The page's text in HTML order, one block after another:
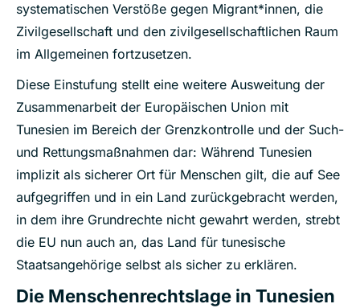
systematischen Verstöße gegen Migrant*innen, die
Zivilgesellschaft und den zivilgesellschaftlichen Raum
im Allgemeinen fortzusetzen.
Diese Einstufung stellt eine weitere Ausweitung der
Zusammenarbeit der Europäischen Union mit
Tunesien im Bereich der Grenzkontrolle und der Such-
und Rettungsmaßnahmen dar: Während Tunesien
implizit als sicherer Ort für Menschen gilt, die auf See
aufgegriffen und in ein Land zurückgebracht werden,
in dem ihre Grundrechte nicht gewahrt werden, strebt
die EU nun auch an, das Land für tunesische
Staatsangehörige selbst als sicher zu erklären.
Die Menschenrechtslage in Tunesien